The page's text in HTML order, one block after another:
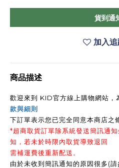
貨到通
加入
商品描述
歡迎來到 KID官方線上購物網站，
款與細則
下訂單表示您已完全同意本商店之
*超商取貨訂單除系統發送簡訊通
知，若未於時限內取貨導致退回
需補運費後重新配送。
由於未收到簡訊通知的原因很多(請